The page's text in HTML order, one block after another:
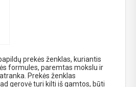
prekės ženklas, kuriantis
formules, paremtas mokslu ir
Prekės ženklas
gerovė turi kilti iš gamtos, būti